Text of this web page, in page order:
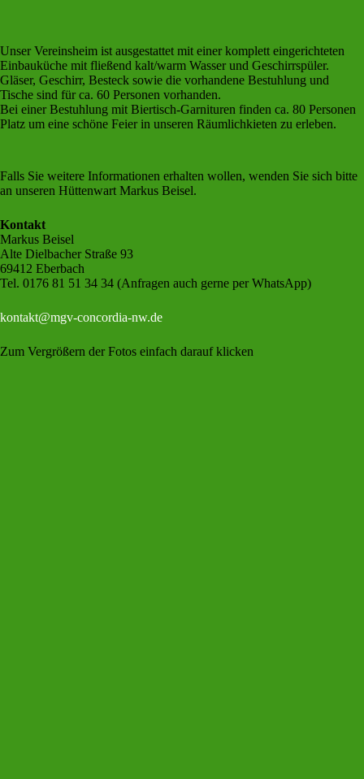
Unser Vereinsheim ist ausgestattet mit einer komplett eingerichteten
Einbauküche mit fließend kalt/warm Wasser und Geschirrspüler.
Gläser, Geschirr, Besteck sowie die vorhandene Bestuhlung und
Tische sind für ca. 60 Personen vorhanden.
Bei einer Bestuhlung mit Biertisch-Garnituren finden ca. 80 Personen
Platz um eine schöne Feier in unseren Räumlichkieten zu erleben.
Falls Sie weitere Informationen erhalten wollen, wenden Sie sich bitte
an unseren Hüttenwart Markus Beisel.
Kontakt
Markus Beisel
Alte Dielbacher Straße 93
69412 Eberbach
Tel. 0176 81 51 34 34 (Anfragen auch gerne per WhatsApp)
kontakt@mgv-concordia-nw.de
Zum Vergrößern der Fotos einfach darauf klicken